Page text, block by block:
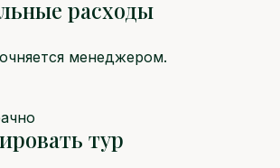
расходы
менеджером.
тур